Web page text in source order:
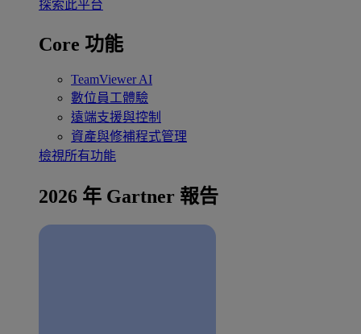
探索此平台
Core 功能
TeamViewer AI
數位員工體驗
遠端支援與控制
資產與修補程式管理
檢視所有功能
2026 年 Gartner 報告